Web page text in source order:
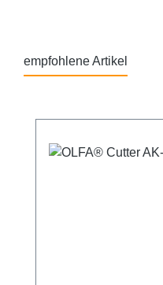
empfohlene Artikel